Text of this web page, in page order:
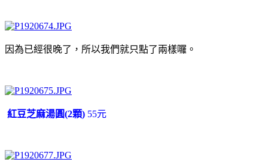
因為已經很晚了，所以我們就只點了兩樣囉。
紅豆芝麻湯圓(2顆) 55元